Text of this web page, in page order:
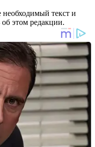
текст и
этом редакции.